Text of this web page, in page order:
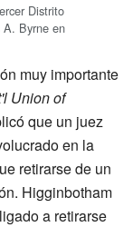
Distrito
A. Byrne en
muy importante
Union of
que un juez
en la
retirarse de un
Higginbotham
a retirarse